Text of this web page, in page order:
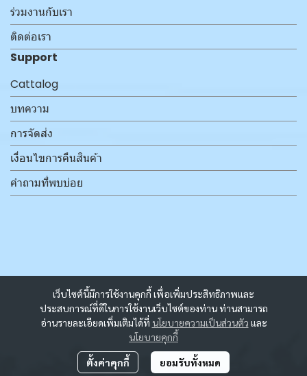
เว็บไซต์นี้มีการใช้งานคุกกี้ เพื่อเพิ่มประสิทธิภาพและ
ประสบการณ์ที่ดีในการใช้งานเว็บไซต์ของท่าน ท่านสามารถ
อ่านรายละเอียดเพิ่มเติมได้ที่ นโยบายความเป็นส่วนตัว และ
นโยบายคุกกี้
ตั้งค่าคุกกี้ ยอมรับทั้งหมด
ร่วมงานกับเรา
ติดต่อเรา
Support
Cattalog
บทความ
การจัดส่ง
เงื่อนไขการคืนสินค้า
คำถามที่พบบ่อย